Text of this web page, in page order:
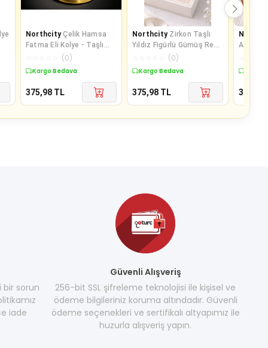
Northcity Çelik Hamsa
Fatma Eli Kolye - Taşlı
Altın Renk İtalyan Zincir
ve Paslanmaz Çelik
(0)
Kargo Bedava
375,98 TL
Northcity Zirkon Taşlı
Yıldız Figürlü Gümüş Renk
Ataç Zincir Çelik Kolye –
Modern ve Kararmaz
Şıklık
(0)
Kargo Bedava
375,98 TL
Anka
375,98
bir sorun
iade
Güvenli Alışveriş
256-bit SSL şifreleme teknolojisi ile kişisel ve
ödeme bilgileriniz koruma altındadır. Güvenli
ödeme seçenekleri ve sertifikalı altyapımız ile
huzurla alışveriş yapın.